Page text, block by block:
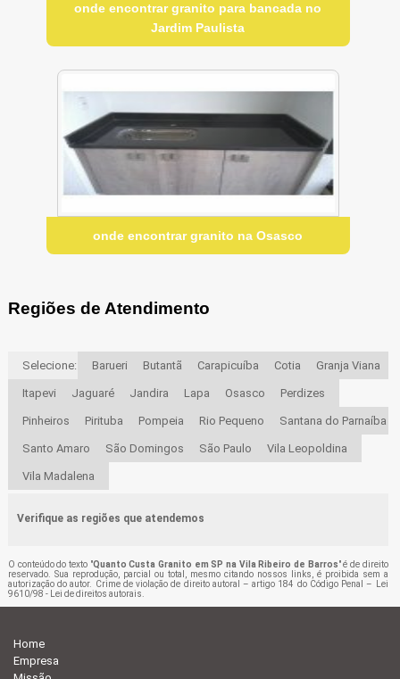
onde encontrar granito para bancada no
Jardim Paulista
onde encontrar granito na Osasco
Regiões de Atendimento
Selecione: Barueri Butantã Carapicuíba Cotia Granja Viana
Itapevi Jaguaré Jandira Lapa Osasco Perdizes
Pinheiros Pirituba Pompeia Rio Pequeno Santana do Parnaíba
Santo Amaro São Domingos São Paulo Vila Leopoldina
Vila Madalena
Verifique as regiões que atendemos
O conteúdo do texto "Quanto Custa Granito em SP na Vila Ribeiro de Barros" é de direito
reservado. Sua reprodução, parcial ou total, mesmo citando nossos links, é proibida sem a
autorização do autor. Crime de violação de direito autoral – artigo 184 do Código Penal –
Lei
9610/98 - Lei de direitos autorais.
Home
Empresa